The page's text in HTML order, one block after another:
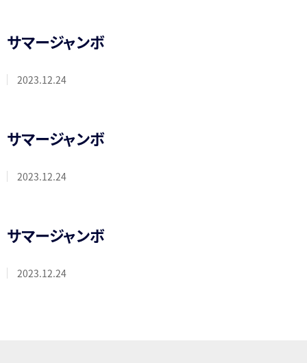
サマージャンボ
2023.12.24
サマージャンボ
2023.12.24
サマージャンボ
2023.12.24